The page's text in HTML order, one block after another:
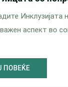
Инклузијата
аспект во
ПОВЕЌЕ